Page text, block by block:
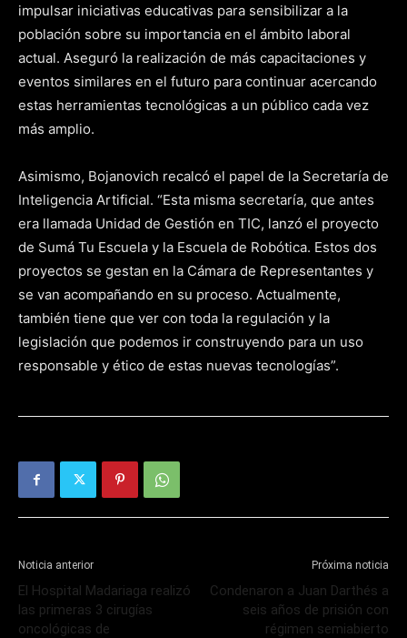
impulsar iniciativas educativas para sensibilizar a la
población sobre su importancia en el ámbito laboral
actual. Aseguró la realización de más capacitaciones y
eventos similares en el futuro para continuar acercando
estas herramientas tecnológicas a un público cada vez
más amplio.
Asimismo, Bojanovich recalcó el papel de la Secretaría de
Inteligencia Artificial. “Esta misma secretaría, que antes
era llamada Unidad de Gestión en TIC, lanzó el proyecto
de Sumá Tu Escuela y la Escuela de Robótica. Estos dos
proyectos se gestan en la Cámara de Representantes y
se van acompañando en su proceso. Actualmente,
también tiene que ver con toda la regulación y la
legislación que podemos ir construyendo para un uso
responsable y ético de estas nuevas tecnologías”.
Noticia anterior
El Hospital Madariaga realizó
las primeras 3 cirugías
oncológicas de
Próxima noticia
Condenaron a Juan Darthés a
seis años de prisión con
régimen semiabierto